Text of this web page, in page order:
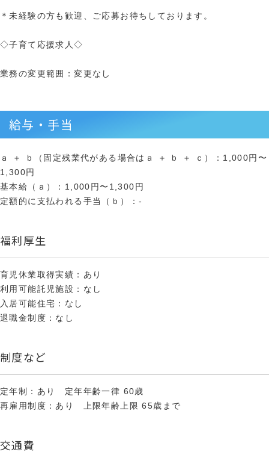
＊未経験の方も歓迎、ご応募お待ちしております。
◇子育て応援求人◇
業務の変更範囲：変更なし
給与・手当
ａ ＋ ｂ（固定残業代がある場合はａ ＋ ｂ ＋ ｃ）：1,000円〜
1,300円
基本給（ａ）：1,000円〜1,300円
定額的に支払われる手当（ｂ）：-
福利厚生
育児休業取得実績：あり
利用可能託児施設：なし
入居可能住宅：なし
退職金制度：なし
制度など
定年制：あり 定年年齢一律 60歳
再雇用制度：あり 上限年齢上限 65歳まで
交通費